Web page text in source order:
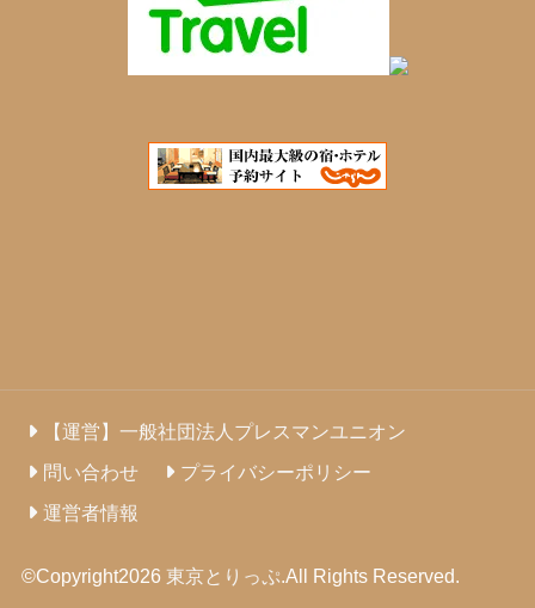
【運営】一般社団法人プレスマンユニオン
問い合わせ
プライバシーポリシー
運営者情報
©Copyright2026 東京とりっぷ.All Rights Reserved.